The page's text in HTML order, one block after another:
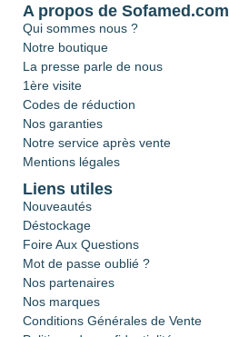
A propos de Sofamed.com
Qui sommes nous ?
Notre boutique
La presse parle de nous
1ère visite
Codes de réduction
Nos garanties
Notre service après vente
Mentions légales
Liens utiles
Nouveautés
Déstockage
Foire Aux Questions
Mot de passe oublié ?
Nos partenaires
Nos marques
Conditions Générales de Vente